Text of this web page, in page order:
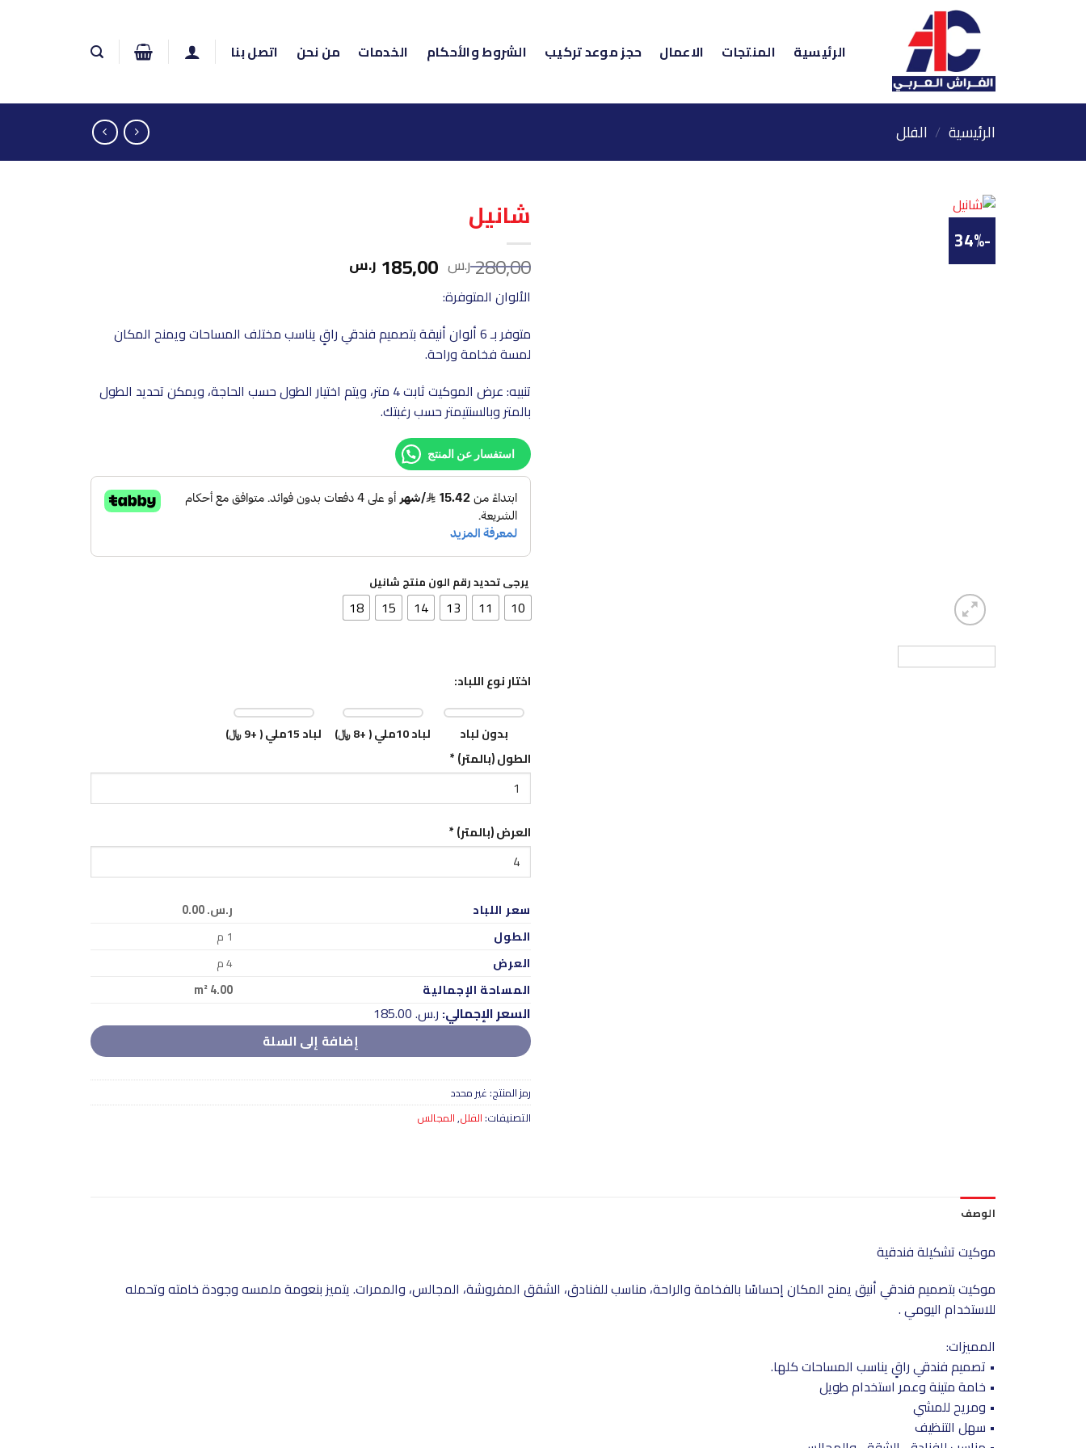
الرئيسية
المنتجات الاعمال حجز موعد تركيب الشروط والأحكام الخدمات من نحن اتصل بنا
الرئيسية / الفلل
-34%
شانيل
280,00ر.س السعر
الأصلي
280,00 ر.س.
185,00 ر.س
185,00 ر.س.
الألوان المتوفرة:
متوفر بـ 6 ألوان أنيقة بتصميم فندقي راقٍ يناسب مختلف المساحات ويمنح المكان
لمسة فخامة وراحة.
تنبيه: عرض الموكيت ثابت 4 متر، ويتم اختيار الطول حسب الحاجة، ويمكن تحديد الطول
بالمتر وبالسنتيمتر حسب رغبتك.
استفسار عن المنتج
يرجى تحديد رقم الون منتج شانيل
10
11
13
14
15
18
اختار نوع اللباد:
بدون لباد لباد 10ملي ( +8 ﷼) لباد 15ملي ( +9 ﷼)
الطول (بالمتر)*
العرض (بالمتر)*
سعر اللباد
ر.س.‏ 0.00
الطول
1 م
العرض
4م
المساحة الإجمالية
4.00
m²
السعر الإجمالي: ر.س.‏ 185.00
إضافة إلى السلة
رمز المنتج: غير محدد
التصنيفات: الفلل,المجالس
الوصف
موكيت تشكيلة فندقية
موكيت بتصميم فندقي أنيق يمنح المكان إحساسًا بالفخامة والراحة، مناسب للفنادق، الشقق المفروشة، المجالس، والممرات. يتميز بنعومة ملمسه وجودة خامته وتحمله
للاستخدام اليومي .
المميزات:
• تصميم فندقي راقٍ يناسب المساحات كلها.
• خامة متينة وعمر استخدام طويل
• ومريح للمشي
• سهل التنظيف